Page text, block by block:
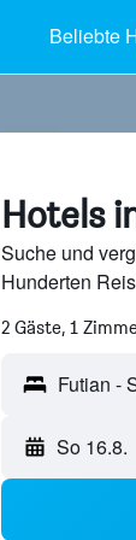
Beliebte
Hotels
Suche und
Hunderten
2 Gäste, 1
So 16.8.